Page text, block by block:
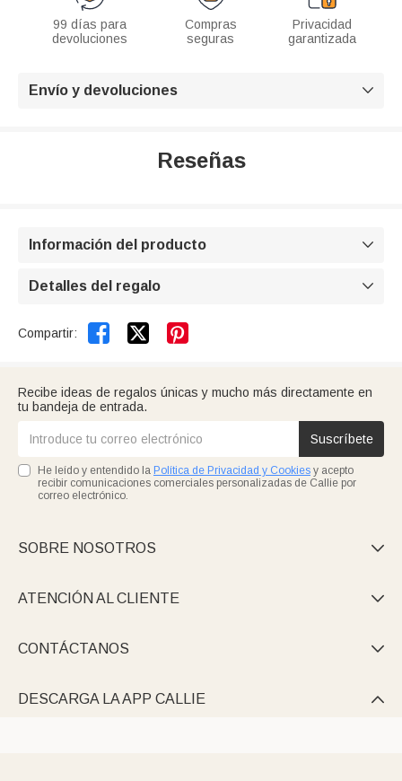
99 días para
devoluciones
Compras
seguras
Privacidad
garantizada
Envío y devoluciones 
Reseñas
Información del producto 
Detalles del regalo 
Compartir:  
Recibe ideas de regalos únicas y mucho más directamente en
tu bandeja de entrada.
Suscríbete
He leído y entendido la Política de Privacidad y Cookies y acepto
recibir comunicaciones comerciales personalizadas de Callie por
correo electrónico.
SOBRE NOSOTROS 
ATENCIÓN AL CLIENTE 
CONTÁCTANOS 
DESCARGA LA APP CALLIE 